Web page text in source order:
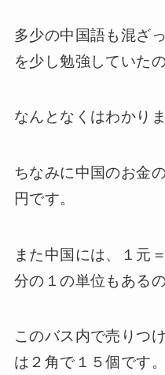
多少の中国語も混ざ
を少し勉強していた
なんとなくはわかりま
ちなみに中国のお金
円です。
また中国には、１元
分の１の単位もあるの
このバス内で売りつ
は２角で１５個です。